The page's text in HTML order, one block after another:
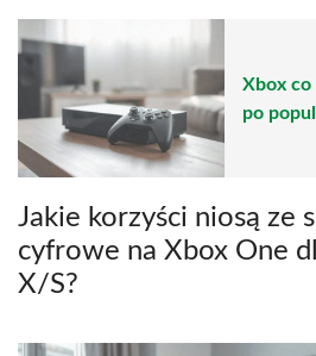
Xbox co
po
Jakie korzyści niosą ze
cyfrowe na Xbox One
X/S?